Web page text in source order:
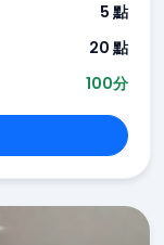
5 點
20 點
100分